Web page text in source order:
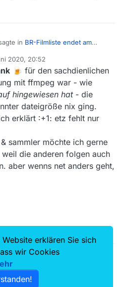
in BR-Filmliste endet am
danke, hatte das
in der app (mac, version
die o. g. sendungen jedenfalls
nur von ard und nicht als
= dateigröße null.
nicht “nicht ladbar” und auch
null”.
2020, 20:52
🍺 für den sachdienlichen
mit ffmpeg war - wie
hingewiesen hat- die
dateigröße nix ging.
erklärt :+1: etz fehlt nur
sammler möchte ich gerne
die anderen folgen auch
aber wenns net anders geht,
erklären Sie sich
wir Cookies